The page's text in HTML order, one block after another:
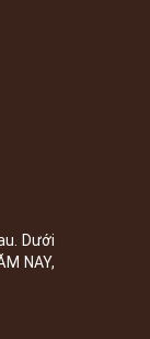
Dưới
NAY,